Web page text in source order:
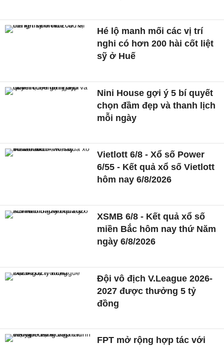
Hé lộ manh mối các vị trí
nghi có hơn 200 hài cốt liệt
sỹ ở Huế
Nini House gợi ý 5 bí quyết
chọn đầm đẹp và thanh lịch
mỗi ngày
Vietlott 6/8 - Xổ số Power
6/55 - Kết quả xổ số Vietlott
hôm nay 6/8/2026
XSMB 6/8 - Kết quả xổ số
miền Bắc hôm nay thứ Năm
ngày 6/8/2026
Đội vô địch V.League 2026-
2027 được thưởng 5 tỷ
đồng
FPT mở rộng hợp tác với